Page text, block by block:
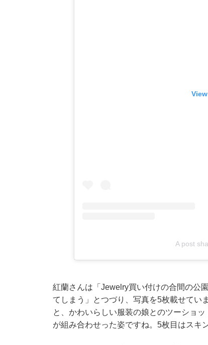
A post
紅蘭さんは「Jewelry買い付けの合間の公
てしまう」とつづり、写真を5枚載せてい
と、かわいらしい服装の娘とのツーショ
が組み合わせった姿ですね。5枚目はスキ